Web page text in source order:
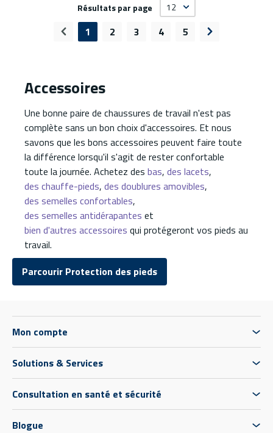
Résultats par page
Page précédente
1 2 3 4 5 Page suivante
Accessoires
Une bonne paire de chaussures de travail n'est pas
complète sans un bon choix d'accessoires. Et nous
savons que les bons accessoires peuvent faire toute
la différence lorsqu'il s'agit de rester confortable
toute la journée. Achetez des bas, des lacets,
des chauffe-pieds, des doublures amovibles,
des semelles confortables,
des semelles antidérapantes et
bien d'autres accessoires qui protégeront vos pieds au
travail.
Parcourir Protection des pieds
Mon compte
Solutions & Services
Consultation en santé et sécurité
Blogue